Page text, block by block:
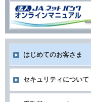
はじめてのお客さま
セキュリティについて